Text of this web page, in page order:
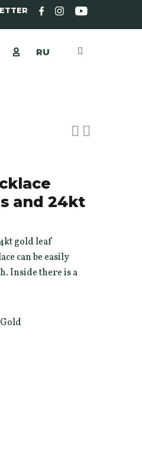
RU
and 24kt
gold leaf
can be easily
Inside there is a